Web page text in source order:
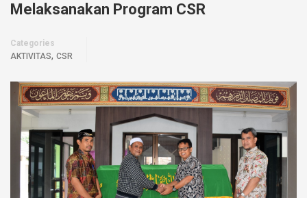
Melaksanakan Program CSR
Categories
AKTIVITAS, CSR